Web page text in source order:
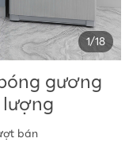
1/18
gương
bán